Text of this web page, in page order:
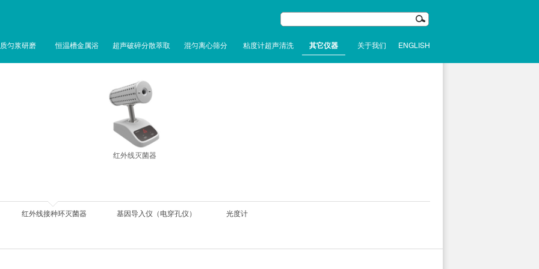
匀浆研磨 恒温槽金属浴 超声破碎分散萃取 混匀离心筛分 粘度计超声清洗 其它仪器 关于我们 ENGLISH
红外线灭菌器
红外线接种环灭菌器 基因导入仪（电穿孔仪） 光度计